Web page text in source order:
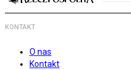
KONTAKT
O nas
Kontakt